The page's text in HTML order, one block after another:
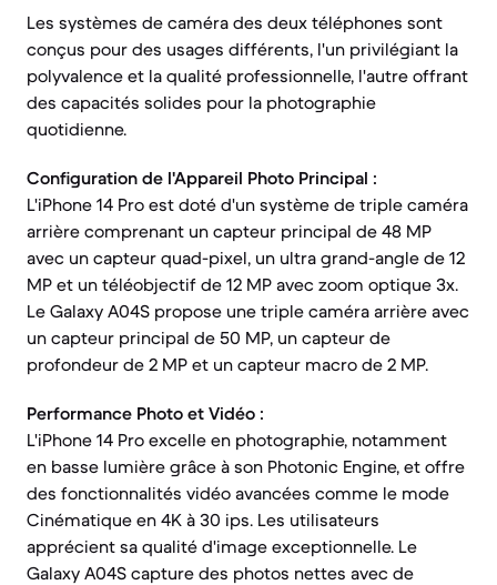
Les systèmes de caméra des deux téléphones sont
conçus pour des usages différents, l'un privilégiant la
polyvalence et la qualité professionnelle, l'autre offrant
des capacités solides pour la photographie
quotidienne.
Configuration de l'Appareil Photo Principal :
L'iPhone 14 Pro est doté d'un système de triple caméra
arrière comprenant un capteur principal de 48 MP
avec un capteur quad-pixel, un ultra grand-angle de 12
MP et un téléobjectif de 12 MP avec zoom optique 3x.
Le Galaxy A04S propose une triple caméra arrière avec
un capteur principal de 50 MP, un capteur de
profondeur de 2 MP et un capteur macro de 2 MP.
Performance Photo et Vidéo :
L'iPhone 14 Pro excelle en photographie, notamment
en basse lumière grâce à son Photonic Engine, et offre
des fonctionnalités vidéo avancées comme le mode
Cinématique en 4K à 30 ips. Les utilisateurs
apprécient sa qualité d'image exceptionnelle. Le
Galaxy A04S capture des photos nettes avec de